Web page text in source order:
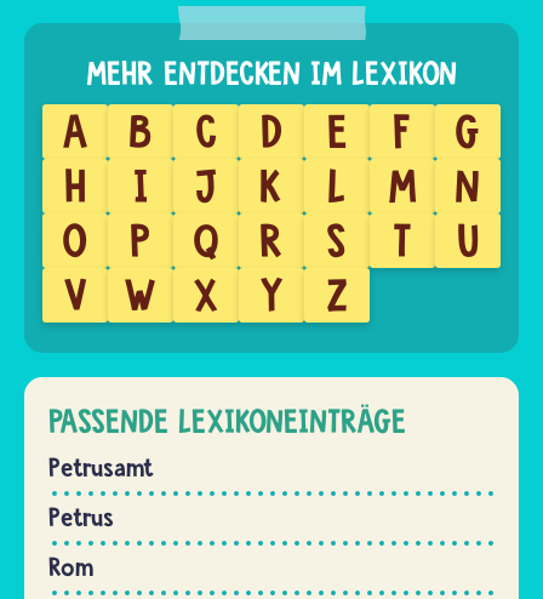
A B C D E F
G
H
I J K L M
N
O
P Q R S T
U
V
W X Y Z
PASSENDE LEXIKONEINTRÄGE
Petrusamt
Petrus
Rom